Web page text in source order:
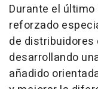
Durante el
reforzado
de distribuidores
desarrollando
añadido